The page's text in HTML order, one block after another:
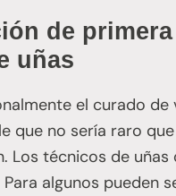
de
uñas
el curado
que no sería raro
Los técnicos de
Para algunos pueden